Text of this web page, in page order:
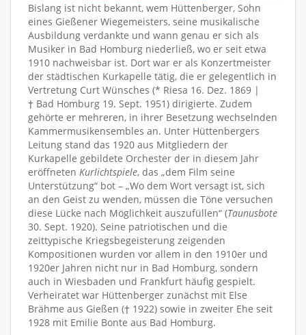
Bislang ist nicht bekannt, wem Hüttenberger, Sohn
eines Gießener Wiegemeisters, seine musikalische
Ausbildung verdankte und wann genau er sich als
Musiker in Bad Homburg niederließ, wo er seit etwa
1910 nachweisbar ist. Dort war er als Konzertmeister
der städtischen Kurkapelle tätig, die er gelegentlich in
Vertretung Curt Wünsches (* Riesa 16. Dez. 1869 |
† Bad Homburg 19. Sept. 1951) dirigierte. Zudem
gehörte er mehreren, in ihrer Besetzung wechselnden
Kammermusikensembles an. Unter Hüttenbergers
Leitung stand das 1920 aus Mitgliedern der
Kurkapelle gebildete Orchester der in diesem Jahr
eröffneten Kurlichtspiele, das „dem Film seine
Unterstützung“ bot – „Wo dem Wort versagt ist, sich
an den Geist zu wenden, müssen die Töne versuchen
diese Lücke nach Möglichkeit auszufüllen“ (Taunusbote
30. Sept. 1920). Seine patriotischen und die
zeittypische Kriegsbegeisterung zeigenden
Kompositionen wurden vor allem in den 1910er und
1920er Jahren nicht nur in Bad Homburg, sondern
auch in Wiesbaden und Frankfurt häufig gespielt.
Verheiratet war Hüttenberger zunächst mit Else
Brähme aus Gießen († 1922) sowie in zweiter Ehe seit
1928 mit Emilie Bonte aus Bad Homburg.